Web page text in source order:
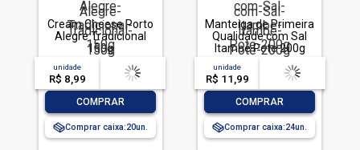
Cream Cheese Porto
Alegre Tradicional
150g
unidade
R$ 8,99
acima de
-- --,--un.
COMPRAR
Comprar caixa:20
Manteiga de Primeira
Qualidade com Sal
Itambé Pote 200g
unidade
R$ 11,99
acima de
-- --,--un.
COMPRAR
Comprar caixa:24